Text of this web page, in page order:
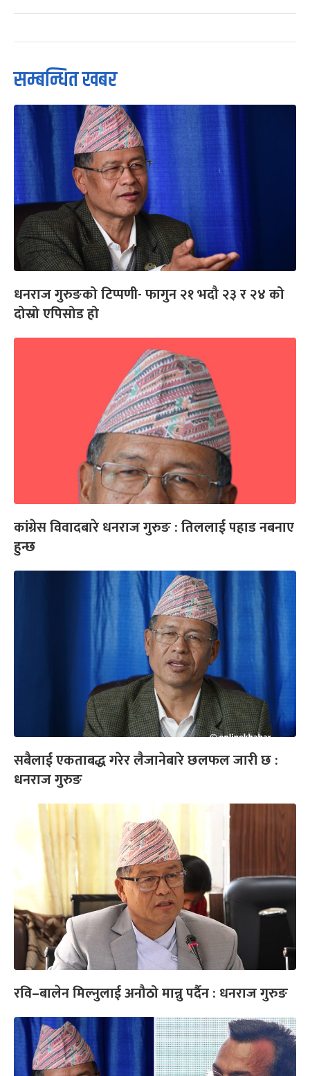
सम्बन्धित खबर
धनराज गुरुङको टिप्पणी- फागुन २१ भदौ २३ र २४ को
दोस्रो एपिसोड हो
कांग्रेस विवादबारे धनराज गुरुङ : तिललाई पहाड नबनाए
हुन्छ
सबैलाई एकताबद्ध गरेर लैजानेबारे छलफल जारी छ :
धनराज गुरुङ
रवि–बालेन मिल्नुलाई अनौठो मान्नु पर्दैन : धनराज गुरुङ